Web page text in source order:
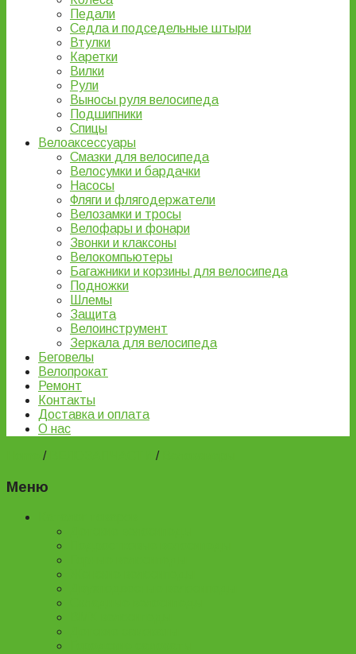
Педали
Седла и подседельные штыри
Втулки
Каретки
Вилки
Рули
Выносы руля велосипеда
Подшипники
Спицы
Велоаксессуары
Смазки для велосипеда
Велосумки и бардачки
Насосы
Фляги и флягодержатели
Велозамки и тросы
Велофары и фонари
Звонки и клаксоны
Велокомпьютеры
Багажники и корзины для велосипеда
Подножки
Шлемы
Защита
Велоинструмент
Зеркала для велосипеда
Беговелы
Велопрокат
Ремонт
Контакты
Доставка и оплата
О нас
/ /
Меню